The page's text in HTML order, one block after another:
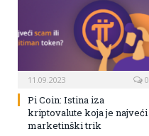
11.09.2023 0
Pi Coin: Istina iza
kriptovalute koja je najveći
marketinški trik